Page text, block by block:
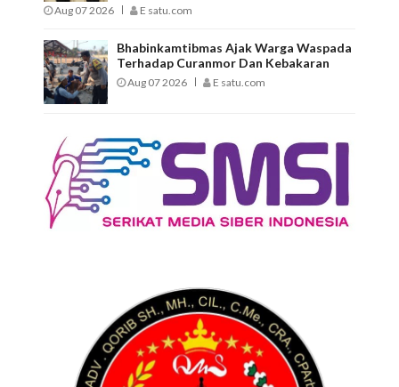
Aug 07 2026 E satu.com
Bhabinkamtibmas Ajak Warga Waspada
Terhadap Curanmor Dan Kebakaran
Aug 07 2026 E satu.com